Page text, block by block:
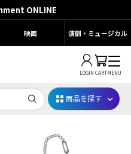
ONLINE
映画 演劇・ミュージカル
LOGIN CARTMENU
商品を探す